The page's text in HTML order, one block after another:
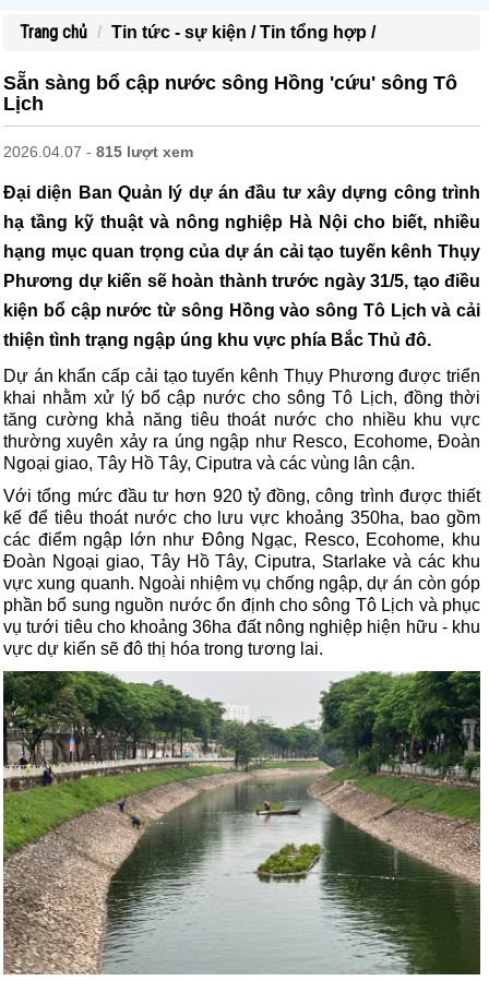
Trang chủ Tin tức - sự kiện /Tin tổng hợp /
Sẵn sàng bổ cập nước sông Hồng 'cứu' sông Tô
Lịch
2026.04.07 - 815 lượt xem
Đại diện Ban Quản lý dự án đầu tư xây dựng công trình
hạ tầng kỹ thuật và nông nghiệp Hà Nội cho biết, nhiều
hạng mục quan trọng của dự án cải tạo tuyến kênh Thụy
Phương dự kiến sẽ hoàn thành trước ngày 31/5, tạo điều
kiện bổ cập nước từ sông Hồng vào sông Tô Lịch và cải
thiện tình trạng ngập úng khu vực phía Bắc Thủ đô.
Dự án khẩn cấp cải tạo tuyến kênh Thụy Phương được triển
khai nhằm xử lý bổ cập nước cho sông Tô Lịch, đồng thời
tăng cường khả năng tiêu thoát nước cho nhiều khu vực
thường xuyên xảy ra úng ngập như Resco, Ecohome, Đoàn
Ngoại giao, Tây Hồ Tây, Ciputra và các vùng lân cận.
Với tổng mức đầu tư hơn 920 tỷ đồng, công trình được thiết
kế để tiêu thoát nước cho lưu vực khoảng 350ha, bao gồm
các điểm ngập lớn như Đông Ngạc, Resco, Ecohome, khu
Đoàn Ngoại giao, Tây Hồ Tây, Ciputra, Starlake và các khu
vực xung quanh. Ngoài nhiệm vụ chống ngập, dự án còn góp
phần bổ sung nguồn nước ổn định cho sông Tô Lịch và phục
vụ tưới tiêu cho khoảng 36ha đất nông nghiệp hiện hữu - khu
vực dự kiến sẽ đô thị hóa trong tương lai.